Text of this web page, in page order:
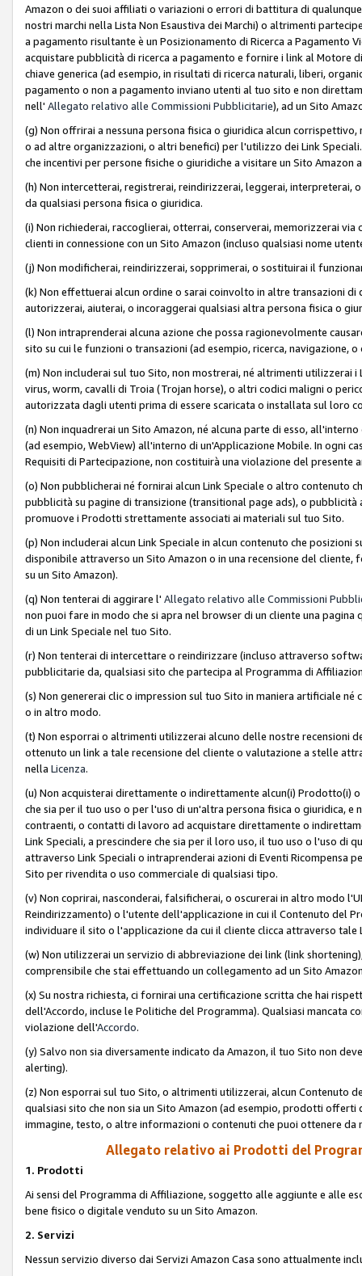
Amazon o dei suoi affiliati o variazioni o errori di battitura di
nostri marchi nella Lista Non Esaustiva dei Marchi) o altrimenti
a pagamento risultante è un Posizionamento di Ricerca a Pagamento
acquistare pubblicità di ricerca a pagamento e fornire i link al Motore
chiave generica (ad esempio, in risultati di ricerca naturali, liberi,
pagamento o non a pagamento inviano utenti al tuo sito e non
nell' Allegato relativo alle Commissioni Pubblicitarie), ad un Sito
(g) Non offrirai a nessuna persona fisica o giuridica alcun
o ad altre organizzazioni, o altri benefici) per l'utilizzo dei Link
che incentivi per persone fisiche o giuridiche a visitare un Sito
(h) Non intercetterai, registrerai, reindirizzerai, leggerai,
da qualsiasi persona fisica o giuridica.
(i) Non richiederai, raccoglierai, otterrai, conserverai, memorizzerai
clienti in connessione con un Sito Amazon (incluso qualsiasi nome
(j) Non modificherai, reindirizzerai, sopprimerai, o sostituirai il
(k) Non effettuerai alcun ordine o sarai coinvolto in altre transazioni
autorizzerai, aiuterai, o incoraggerai qualsiasi altra persona fisica o
(l) Non intraprenderai alcuna azione che possa ragionevolmente
sito su cui le funzioni o transazioni (ad esempio, ricerca, navigazione,
(m) Non includerai sul tuo Sito, non mostrerai, né altrimenti utilizzerai
virus, worm, cavalli di Troia (Trojan horse), o altri codici maligni o
autorizzata dagli utenti prima di essere scaricata o installata sul loro
(n) Non inquadrerai un Sito Amazon, né alcuna parte di esso,
(ad esempio, WebView) all'interno di un'Applicazione Mobile. In ogni
Requisiti di Partecipazione, non costituirà una violazione del presente
(o) Non pubblicherai né fornirai alcun Link Speciale o altro contenuto
pubblicità su pagine di transizione (transitional page ads), o
promuove i Prodotti strettamente associati ai materiali sul tuo Sito.
(p) Non includerai alcun Link Speciale in alcun contenuto che
disponibile attraverso un Sito Amazon o in una recensione del
su un Sito Amazon).
(q) Non tenterai di aggirare l' Allegato relativo alle Commissioni
non puoi fare in modo che si apra nel browser di un cliente una
di un Link Speciale nel tuo Sito.
(r) Non tenterai di intercettare o reindirizzare (incluso attraverso
pubblicitarie da, qualsiasi sito che partecipa al Programma di
(s) Non genererai clic o impression sul tuo Sito in maniera artificiale
o in altro modo.
(t) Non esporrai o altrimenti utilizzerai alcuno delle nostre recensioni
ottenuto un link a tale recensione del cliente o valutazione a stelle
nella Licenza.
(u) Non acquisterai direttamente o indirettamente alcun(i) Prodotto(i)
che sia per il tuo uso o per l'uso di un'altra persona fisica o giuridica,
contraenti, o contatti di lavoro ad acquistare direttamente o
Link Speciali, a prescindere che sia per il loro uso, il tuo uso o l'uso di
attraverso Link Speciali o intraprenderai azioni di Eventi
Sito per rivendita o uso commerciale di qualsiasi tipo.
(v) Non coprirai, nasconderai, falsificherai, o oscurerai in altro modo
Reindirizzamento) o l'utente dell'applicazione in cui il Contenuto del
individuare il sito o l'applicazione da cui il cliente clicca attraverso tale
(w) Non utilizzerai un servizio di abbreviazione dei link (link
comprensibile che stai effettuando un collegamento ad un Sito
(x) Su nostra richiesta, ci fornirai una certificazione scritta che hai
dell'Accordo, incluse le Politiche del Programma). Qualsiasi mancata
violazione dell'Accordo.
(y) Salvo non sia diversamente indicato da Amazon, il tuo Sito non
alerting).
(z) Non esporrai sul tuo Sito, o altrimenti utilizzerai, alcun Contenuto
qualsiasi sito che non sia un Sito Amazon (ad esempio, prodotti
immagine, testo, o altre informazioni o contenuti che puoi ottenere da
Allegato relativo ai Prodotti del
1. Prodotti
Ai sensi del Programma di Affiliazione, soggetto alle aggiunte e alle
bene fisico o digitale venduto su un Sito Amazon.
2. Servizi
Nessun servizio diverso dai Servizi Amazon Casa sono attualmente